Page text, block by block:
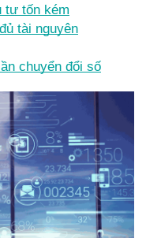
tư tốn kém
tài nguyên
chuyển đổi số